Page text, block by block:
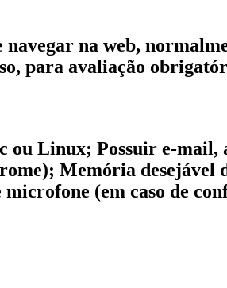
na web,
para avaliação
Linux; Possuir e-mail,
Memória desejável
(em caso de